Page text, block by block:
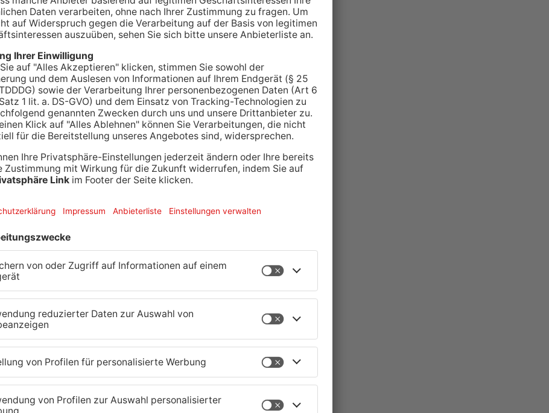
von Grünabfällen auf dem Grundstück geärgert
Deshalb muss sich ab heute ein 59-jähriger
verantworten.
vergangenen Juni im Garten des 59-Jährigen.
Ast angegriffen haben. Danach schlug er mit
Dabei erwischte er den
dass Stücke seiner Vorderzähne abbrachen.
die Lagerung von Grünabfällen seines
Jetzt muss er sich erstmal wegen